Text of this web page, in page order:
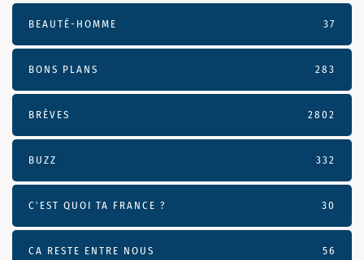
BEAUTÉ-HOMME 37
BONS PLANS 283
BRÈVES 2802
BUZZ 332
C'EST QUOI TA FRANCE ? 30
CA RESTE ENTRE NOUS 56